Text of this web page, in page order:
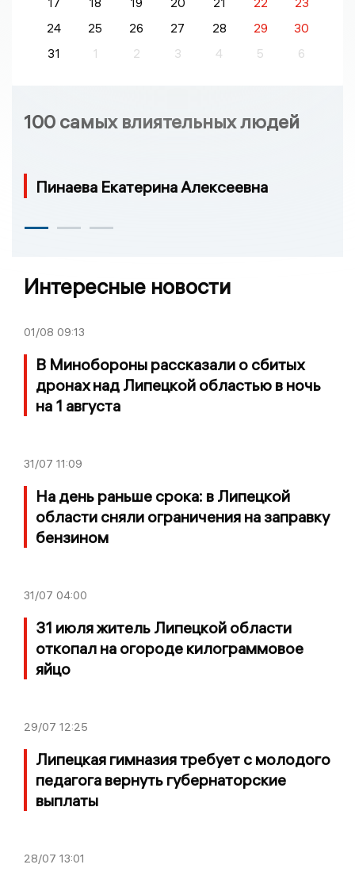
24
25 26 27 28 29
30
31
1 2 3 4 5 6
100 самых влиятельных людей
Пинаева Екатерина Алексеевна
Интересные новости
01/08 09:13
В Минобороны рассказали о сбитых
дронах над Липецкой областью в ночь
на 1 августа
31/07 11:09
На день раньше срока: в Липецкой
области сняли ограничения на заправку
бензином
31/07 04:00
31 июля житель Липецкой области
откопал на огороде килограммовое
яйцо
29/07 12:25
Липецкая гимназия требует с молодого
педагога вернуть губернаторские
выплаты
28/07 13:01